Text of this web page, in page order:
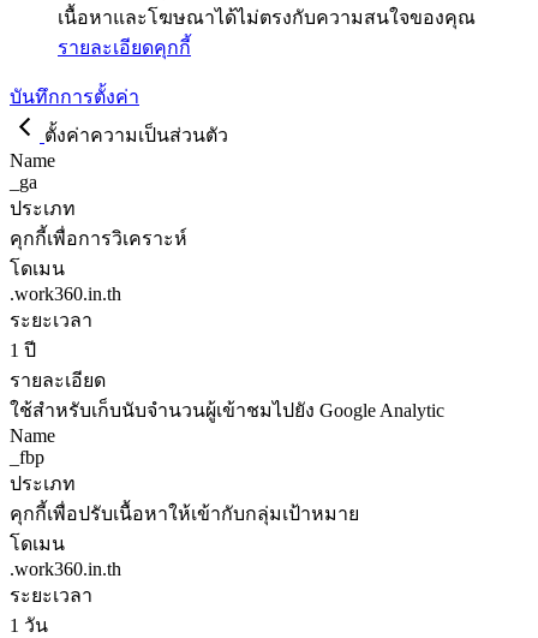
เนื้อหาและโฆษณาได้ไม่ตรงกับความสนใจของคุณ
รายละเอียดคุกกี้
บันทึกการตั้งค่า
ตั้งค่าความเป็นส่วนตัว
Name
_ga
ประเภท
คุกกี้เพื่อการวิเคราะห์
โดเมน
.work360.in.th
ระยะเวลา
1 ปี
รายละเอียด
ใช้สำหรับเก็บนับจำนวนผู้เข้าชมไปยัง Google Analytic
Name
_fbp
ประเภท
คุกกี้เพื่อปรับเนื้อหาให้เข้ากับกลุ่มเป้าหมาย
โดเมน
.work360.in.th
ระยะเวลา
1 วัน